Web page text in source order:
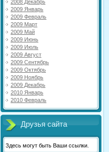
2008 Декабрь
2009 Январь
2009 Февраль
2009 Март
2009 Май
2009 Июнь
2009 Июль
2009 Август
2009 Сентябрь
2009 Октябрь
2009 Ноябрь
2009 Декабрь
2010 Январь
2010 Февраль
Друзья сайта
Здесь могут быть Ваши ссылки.